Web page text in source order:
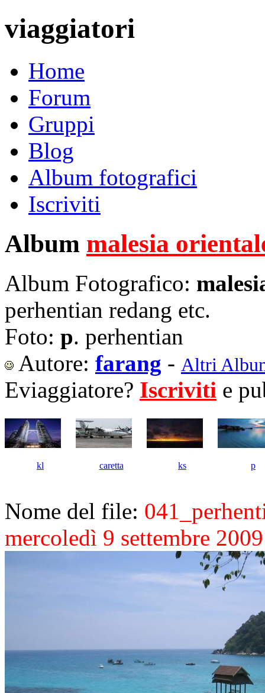
viaggiatori
Home
Forum
Gruppi
Blog
Album fotografici
Iscriviti
Album malesia
Album Fotografico:
perhentian redang etc.
Foto: p. perhentian
Autore: farang - Altri
Eviaggiatore? Iscriviti e
kl caretta ks p
Nome del file:
mercoledì 9 settembre 2009